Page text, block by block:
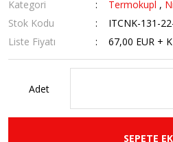
Kategori Termokupl ,
Stok Kodu
ITCNK-131-
Liste Fiyatı
67,00 EUR +
Adet
SEPETE